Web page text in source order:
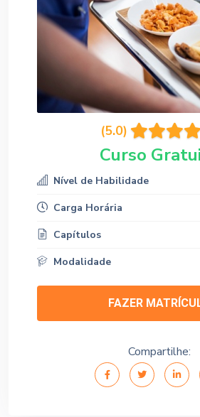
(5.0)
Curso
Nível de Habilidade
Carga Horária
Capítulos
Modalidade
FAZER
Compartilhe: